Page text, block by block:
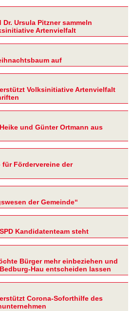
Ursula Pitzner sammeln
Artenvielfalt
auf
Volksinitiative Artenvielfalt
und Günter Ortmann aus
für Fördervereine der
der Gemeinde“
Kandidatenteam steht
Bürger mehr einbeziehen und
Hau entscheiden lassen
Corona-Soforthilfe des